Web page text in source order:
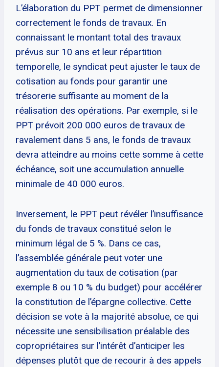
L’élaboration du PPT permet de dimensionner
correctement le fonds de travaux. En
connaissant le montant total des travaux
prévus sur 10 ans et leur répartition
temporelle, le syndicat peut ajuster le taux de
cotisation au fonds pour garantir une
trésorerie suffisante au moment de la
réalisation des opérations. Par exemple, si le
PPT prévoit 200 000 euros de travaux de
ravalement dans 5 ans, le fonds de travaux
devra atteindre au moins cette somme à cette
échéance, soit une accumulation annuelle
minimale de 40 000 euros.
Inversement, le PPT peut révéler l’insuffisance
du fonds de travaux constitué selon le
minimum légal de 5 %. Dans ce cas,
l’assemblée générale peut voter une
augmentation du taux de cotisation (par
exemple 8 ou 10 % du budget) pour accélérer
la constitution de l’épargne collective. Cette
décision se vote à la majorité absolue, ce qui
nécessite une sensibilisation préalable des
copropriétaires sur l’intérêt d’anticiper les
dépenses plutôt que de recourir à des appels